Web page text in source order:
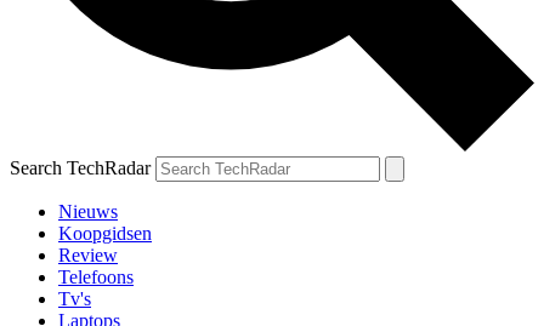
Search TechRadar
Nieuws
Koopgidsen
Review
Telefoons
Tv's
Laptops